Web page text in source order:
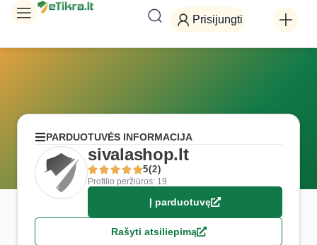
Prisijungti
PARDUOTUVĖS INFORMACIJA
sivalashop.lt
5(2)
Profilio peržiūros: 19
Į parduotuvę
Rašyti atsiliepimą